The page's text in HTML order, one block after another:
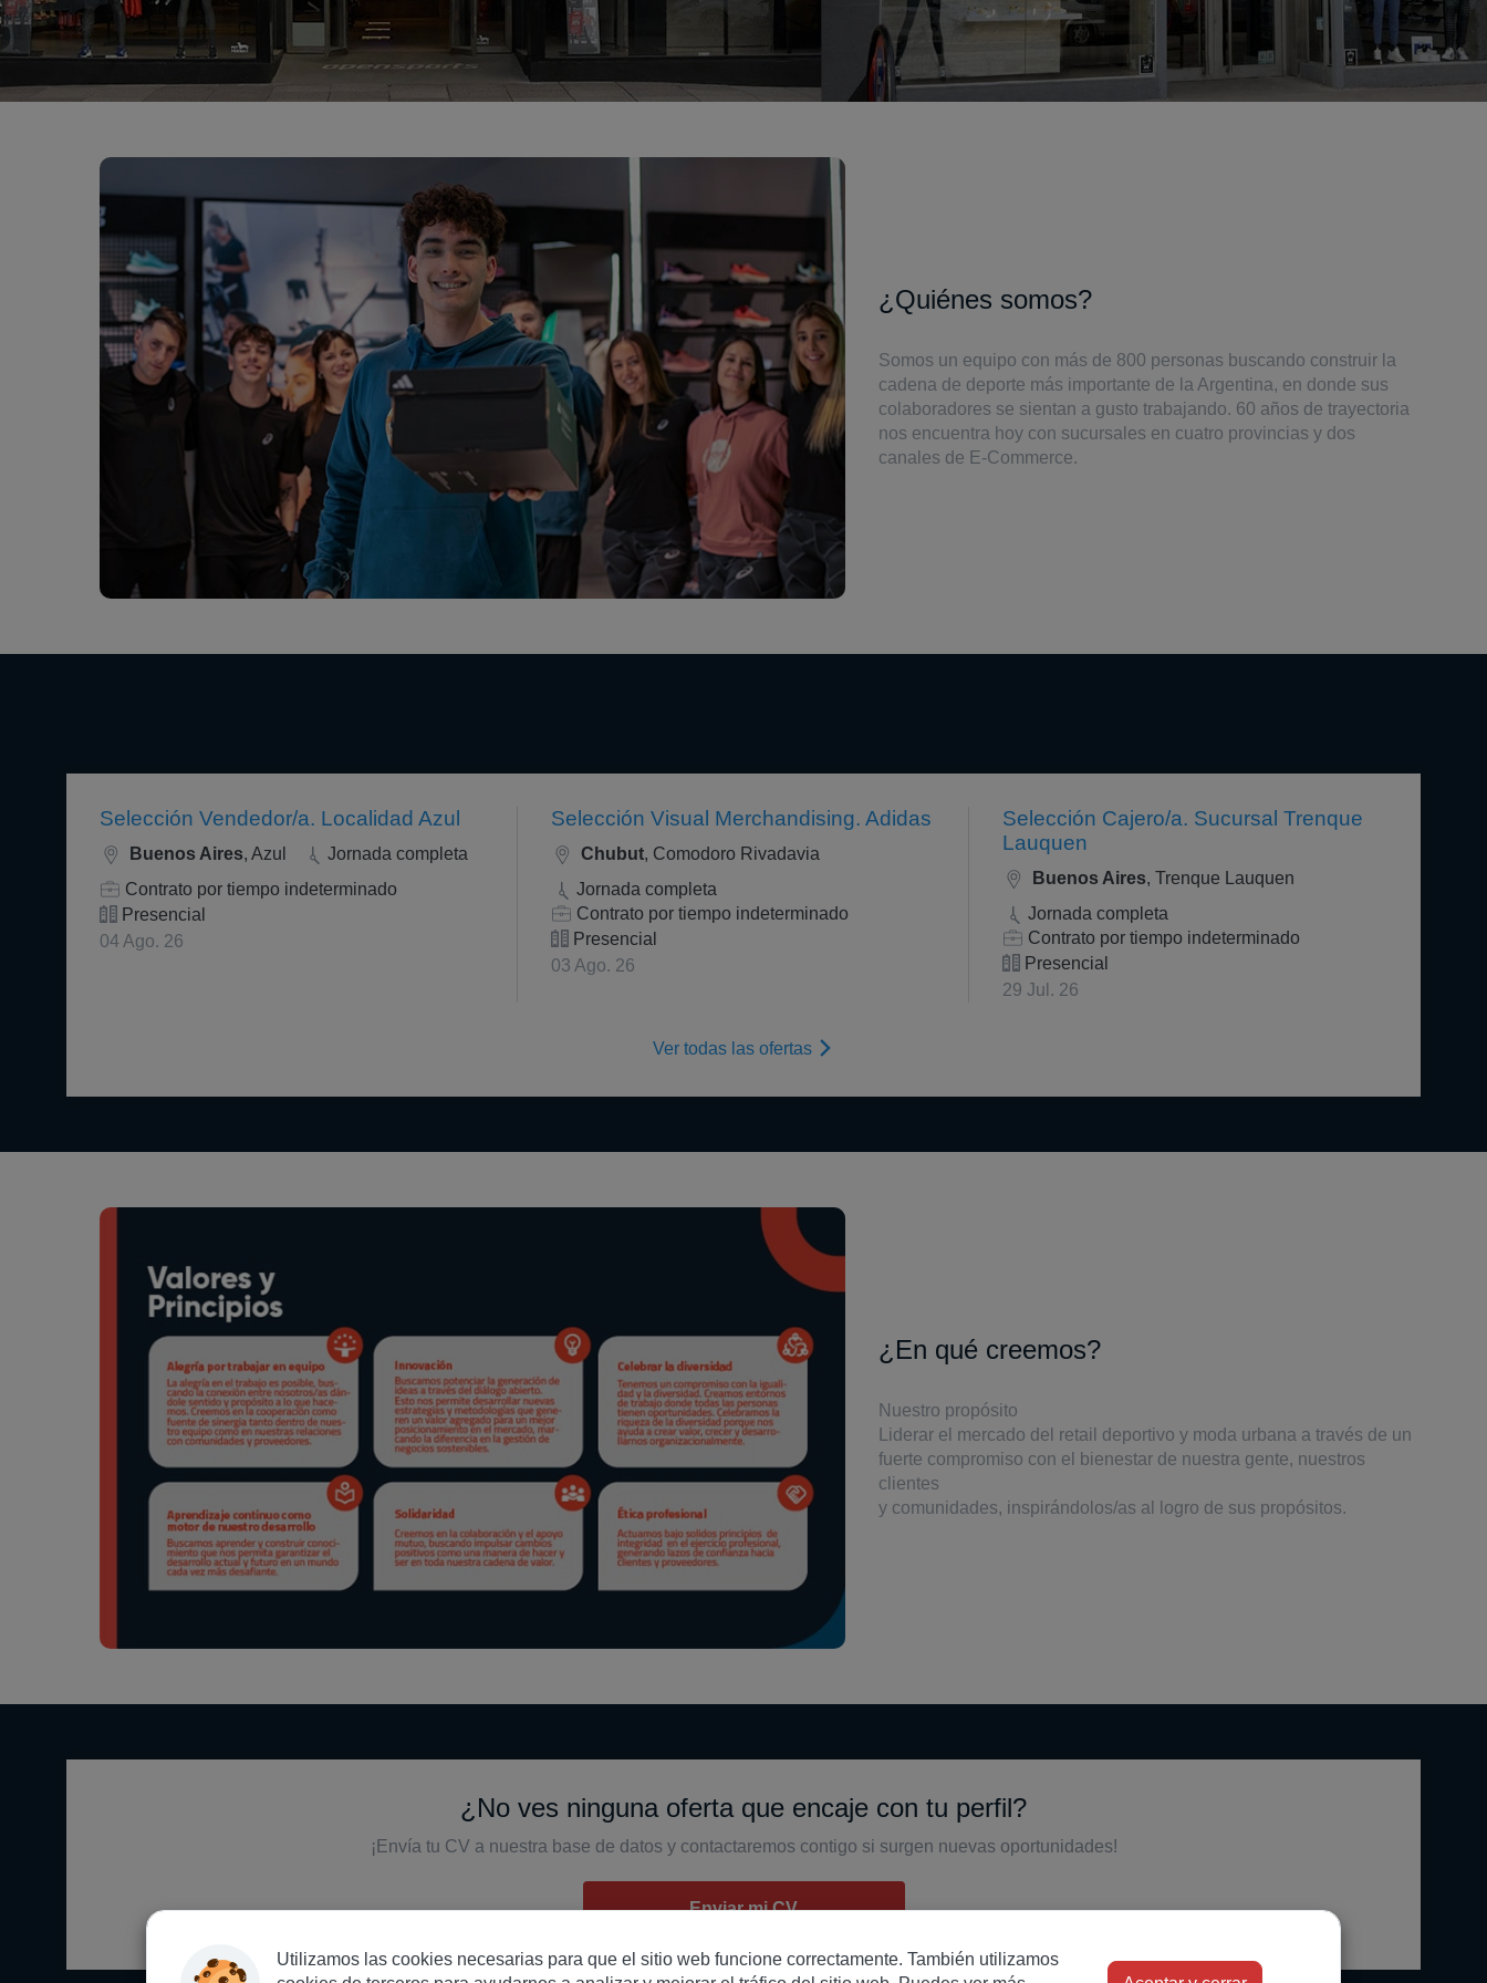
¿Quiénes somos?
Somos un equipo con más de 800 personas buscando construir la
cadena de deporte más importante de la Argentina, en donde sus
colaboradores se sientan a gusto trabajando. 60 años de trayectoria
nos encuentra hoy con sucursales en cuatro provincias y dos
canales de E-Commerce.
Selección Vendedor/a. Localidad Azul
Buenos Aires, Azul
Jornada completa
Contrato por tiempo indeterminado
Presencial
04 Ago. 26
Selección Visual Merchandising. Adidas
Chubut, Comodoro Rivadavia
Jornada completa
Contrato por tiempo indeterminado
Presencial
03 Ago. 26
Selección Cajero/a. Sucursal Trenque
Lauquen
Buenos Aires, Trenque Lauquen
Jornada completa
Contrato por tiempo indeterminado
Presencial
29 Jul. 26
Ver todas las ofertas
¿En qué creemos?
Nuestro propósito
Liderar el mercado del retail deportivo y moda urbana a través de un
fuerte compromiso con el bienestar de nuestra gente, nuestros
clientes
y comunidades, inspirándolos/as al logro de sus propósitos.
¿No ves ninguna oferta que encaje con tu perfil?
¡Envía tu CV a nuestra base de datos y contactaremos contigo si surgen nuevas oportunidades!
Enviar mi CV
Utilizamos las cookies necesarias para que el sitio web funcione correctamente. También utilizamos